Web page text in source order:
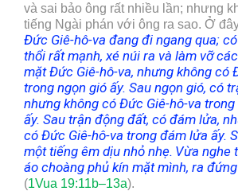
và sai bảo ông rất nhiều lần; nhưng
tiếng Ngài phán với ông ra sao. Ở
Đức Giê-hô-va đang đi ngang qua;
thổi rất mạnh, xé núi ra và làm vỡ
mặt Đức Giê-hô-va, nhưng không có
trong ngọn gió ấy. Sau ngọn gió, có
nhưng không có Đức Giê-hô-va
ấy. Sau trận động đất, có đám lửa,
có Đức Giê-hô-va trong đám lửa ấy.
một tiếng êm dịu nhỏ nhẹ. Vừa nghe
áo choàng phủ kín mặt mình, ra
(1Vua 19:11b–13a).